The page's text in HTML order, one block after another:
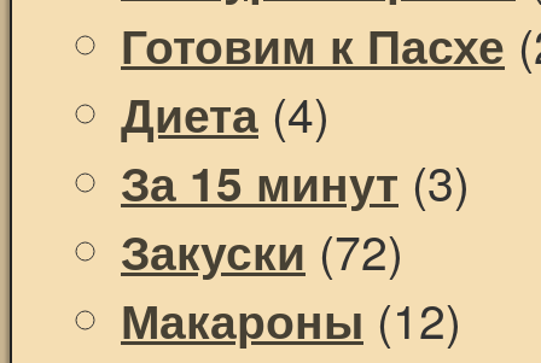
Готовим к Пасхе
Диета (4)
За 15 минут (3)
Закуски (72)
Макароны (12)